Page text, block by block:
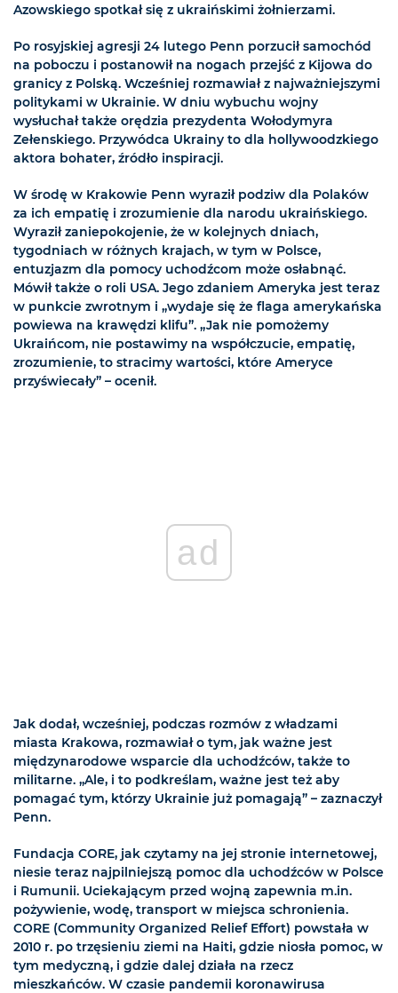
Azowskiego spotkał się z ukraińskimi żołnierzami.
Po rosyjskiej agresji 24 lutego Penn porzucił samochód
na poboczu i postanowił na nogach przejść z Kijowa do
granicy z Polską. Wcześniej rozmawiał z najważniejszymi
politykami w Ukrainie. W dniu wybuchu wojny
wysłuchał także orędzia prezydenta Wołodymyra
Zełenskiego. Przywódca Ukrainy to dla hollywoodzkiego
aktora bohater, źródło inspiracji.
W środę w Krakowie Penn wyraził podziw dla Polaków
za ich empatię i zrozumienie dla narodu ukraińskiego.
Wyraził zaniepokojenie, że w kolejnych dniach,
tygodniach w różnych krajach, w tym w Polsce,
entuzjazm dla pomocy uchodźcom może osłabnąć.
Mówił także o roli USA. Jego zdaniem Ameryka jest teraz
w punkcie zwrotnym i „wydaje się że flaga amerykańska
powiewa na krawędzi klifu”. „Jak nie pomożemy
Ukraińcom, nie postawimy na współczucie, empatię,
zrozumienie, to stracimy wartości, które Ameryce
przyświecały” – ocenił.
ad
Jak dodał, wcześniej, podczas rozmów z władzami
miasta Krakowa, rozmawiał o tym, jak ważne jest
międzynarodowe wsparcie dla uchodźców, także to
militarne. „Ale, i to podkreślam, ważne jest też aby
pomagać tym, którzy Ukrainie już pomagają” – zaznaczył
Penn.
Fundacja CORE, jak czytamy na jej stronie internetowej,
niesie teraz najpilniejszą pomoc dla uchodźców w Polsce
i Rumunii. Uciekającym przed wojną zapewnia m.in.
pożywienie, wodę, transport w miejsca schronienia.
CORE (Community Organized Relief Effort) powstała w
2010 r. po trzęsieniu ziemi na Haiti, gdzie niosła pomoc, w
tym medyczną, i gdzie dalej działa na rzecz
mieszkańców. W czasie pandemii koronawirusa